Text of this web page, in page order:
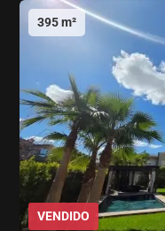
395 m²
VENDIDO